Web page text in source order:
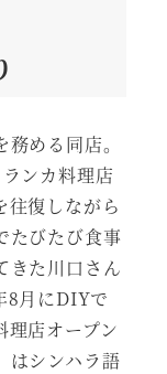
める同店。
ンカ料理店
往復しながら
たびたび食事
きた川口さん
8月にDIYで
理店オープン
はシンハラ語